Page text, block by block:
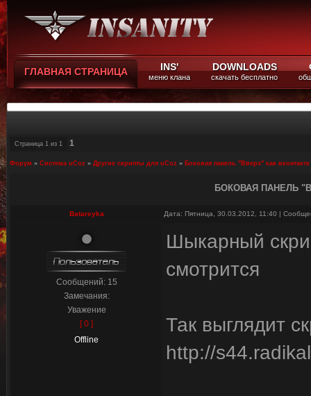
ГЛАВНАЯ СТРАНИЦА INS'
меню клана
DOWNLOADS
скачать бесплатно
Страница 1 из 1 1
Форум » Система uCoz » Другие скрипты для uCoz » Боковая панель "Вверх" как
БОКОВАЯ ПАНЕЛЬ
Batareyka Дата: Пятница, 30.03.2012, 11:40 |
Сообщений: 15
Замечания:
Уважение
[ 0 ]
Offline
Шыкарный
смотрится
Так выглядит
http://